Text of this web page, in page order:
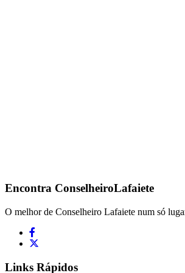
Encontra ConselheiroLafaiete
O melhor de Conselheiro Lafaiete num só
Links Rápidos